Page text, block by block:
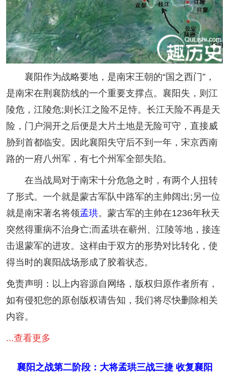
襄阳作为战略要地，是南宋王朝的“国之西门”，
是南宋在荆襄防线的一个重要支撑点。襄阳失，则江
陵危，江陵危;则长江之险不足恃。长江天险不再是天
险，门户洞开之后便是大片土地是无险可守，直接威
胁到首都临安。因此襄阳失守后不到一年，宋京西南
路的一府八州军，有七个州军全部失陷。
在当战局对于南宋十分危急之时，有两个人扭转
了形式。一个就是蒙古军队中路军的主帅阔出;另一位
就是南宋著名将领孟珙。蒙古军的主帅在1236年秋天
突然得重病不治身亡;而孟珙在蕲州、江陵等地，接连
击退蒙军的进攻。这样由于双方的形势对比转化，使
得当时的襄阳战场形成了胶着状态。
免责声明：以上内容源自网络，版权归原作者所有，
如有侵犯您的原创版权请告知，我们将尽快删除相关
内容。
...查看更多
襄阳之战第二阶段：大将孟珙三战三捷 收复襄阳